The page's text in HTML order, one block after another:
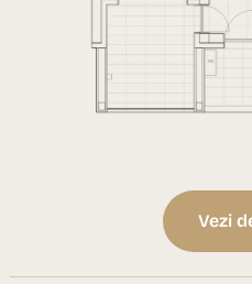
Vezi